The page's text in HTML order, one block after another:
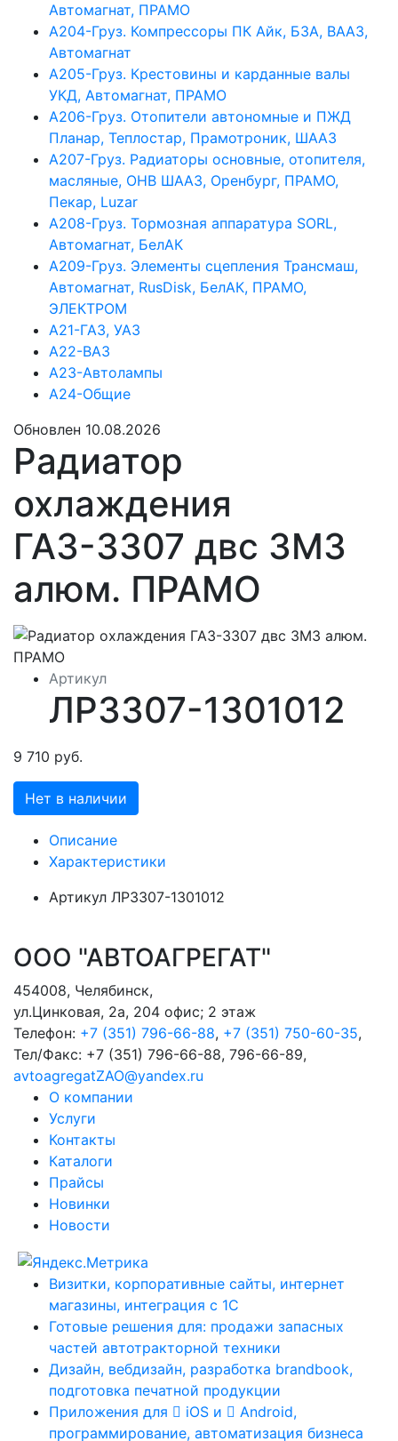
Автомагнат, ПРАМО
А204-Груз. Компрессоры ПК Айк, БЗА, ВААЗ,
Автомагнат
А205-Груз. Крестовины и карданные валы
УКД, Автомагнат, ПРАМО
А206-Груз. Отопители автономные и ПЖД
Планар, Теплостар, Прамотроник, ШААЗ
А207-Груз. Радиаторы основные, отопителя,
масляные, ОНВ ШААЗ, Оренбург, ПРАМО,
Пекар, Luzar
А208-Груз. Тормозная аппаратура SORL,
Автомагнат, БелАК
А209-Груз. Элементы сцепления Трансмаш,
Автомагнат, RusDisk, БелАК, ПРАМО,
ЭЛЕКТРОМ
А21-ГАЗ, УАЗ
А22-ВАЗ
А23-Автолампы
А24-Общие
Обновлен 10.08.2026
Радиатор
охлаждения
ГАЗ-3307 двс ЗМЗ
алюм. ПРАМО
Артикул
ЛР3307-1301012
9 710 руб.
Нет в наличии
Описание
Характеристики
Артикул ЛР3307-1301012
ООО "АВТОАГРЕГАТ"
454008, Челябинск,
ул.Цинковая, 2а, 204 офис; 2 этаж
Телефон: +7 (351) 796-66-88, +7 (351) 750-60-35,
Тел/Факс: +7 (351) 796-66-88, 796-66-89,
avtoagregatZAO@yandex.ru
О компании
Услуги
Контакты
Каталоги
Прайсы
Новинки
Новости
Визитки, корпоративные сайты, интернет
магазины, интеграция с 1С
Готовые решения для: продажи запасных
частей автотракторной техники
Дизайн, вебдизайн, разработка brandbook,
подготовка печатной продукции
Приложения для
iOS и
Android,
программирование, автоматизация бизнеса